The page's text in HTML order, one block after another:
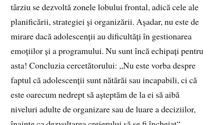
târziu se dezvoltă zonele lobului frontal, adică cele ale
planificării, strategiei și organizării. Așadar, nu este de
mirare dacă adolescenții au dificultăți în gestionarea
emoțiilor și a programului. Nu sunt încă echipați pentru
asta! Concluzia cercetătorului: „Nu este vorba despre
faptul că adolescenții sunt nătărăi sau incapabili, ci că
este oarecum nedrept să așteptăm de la ei să aibă
niveluri adulte de organizare sau de luare a deciziilor,